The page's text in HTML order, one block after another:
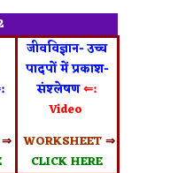
⇒
जीवविज्ञान- उच्च
पादपों में प्रकाश-
संश्लेषण⇐:
Video
WORKSHEET⇒
CLICK HERE